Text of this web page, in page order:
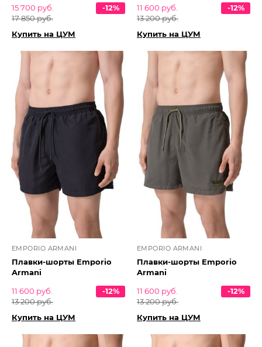
15 700 руб.
17 850 руб.
-12%
Купить на ЦУМ
11 600 руб.
13 200 руб.
-12%
Купить на ЦУМ
EMPORIO ARMANI
Плавки-шорты Emporio
Armani
11 600 руб.
13 200 руб.
-12%
Купить на ЦУМ
EMPORIO ARMANI
Плавки-шорты Emporio
Armani
11 600 руб.
13 200 руб.
-12%
Купить на ЦУМ